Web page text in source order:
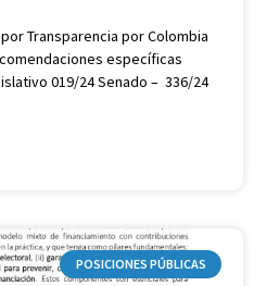
Transparencia por Colombia
específicas
019/24 Senado – 336/24
POSICIONES PÚBLICAS